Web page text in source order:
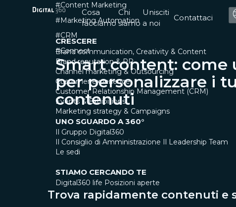
Cosa
facciamo
Chi
siamo
Unisciti
a noi
Contattaci
CRESCERE
Brand communication, Creativity & Content
Brand reputation & PR
Channel marketing & Outsourcing
Customer experience
Customer Relationship Management (CRM)
Events & Exhibitions
Marketing strategy & Campaigns
UNO SGUARDO A 360°
Il Gruppo Digital360
Il Consiglio di Amministrazione Il Leadership Team
Le sedi
STIAMO CERCANDO TE
Digital360 life Posizioni aperte
Trova rapidamente contenuti e
#Content Marketing
#Marketing Automation
#CRM
#Connect
Smart content: come
per personalizzare i
contenuti